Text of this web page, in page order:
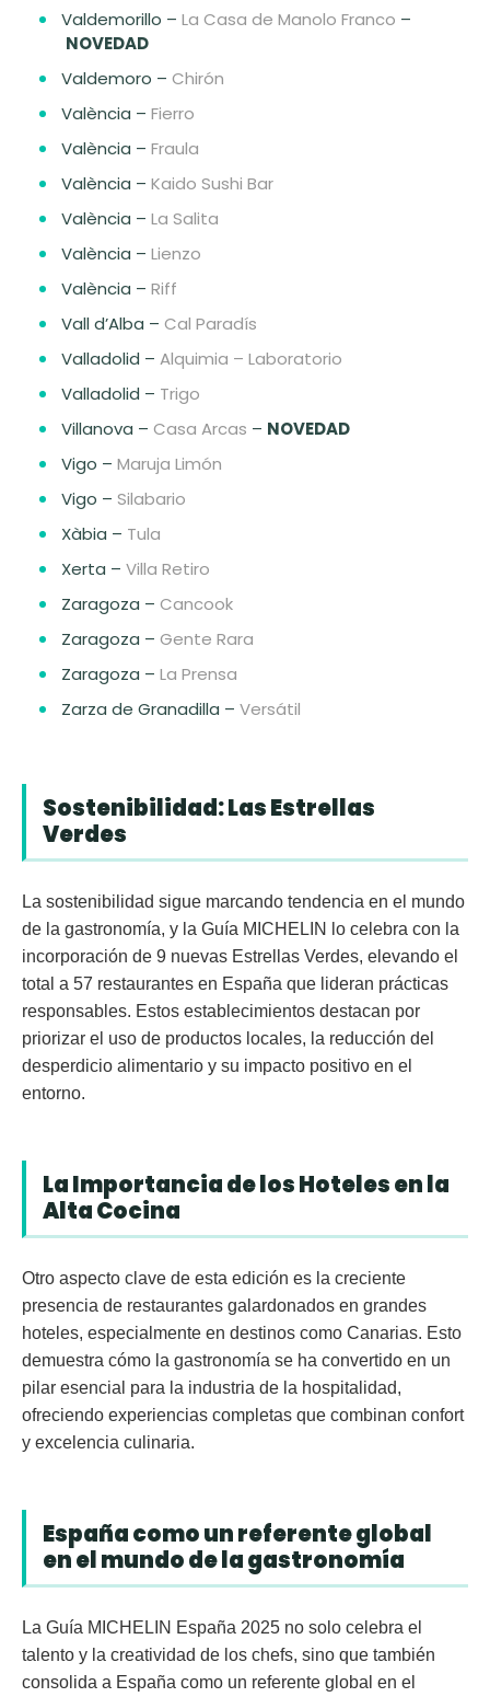
Valdemorillo – La Casa de Manolo Franco –
NOVEDAD
Valdemoro – Chirón
València – Fierro
València – Fraula
València – Kaido Sushi Bar
València – La Salita
València – Lienzo
València – Riff
Vall d’Alba – Cal Paradís
Valladolid – Alquimia – Laboratorio
Valladolid – Trigo
Villanova – Casa Arcas – NOVEDAD
Vigo – Maruja Limón
Vigo – Silabario
Xàbia – Tula
Xerta – Villa Retiro
Zaragoza – Cancook
Zaragoza – Gente Rara
Zaragoza – La Prensa
Zarza de Granadilla – Versátil
Sostenibilidad: Las Estrellas
Verdes
La sostenibilidad sigue marcando tendencia en el mundo
de la gastronomía, y la Guía MICHELIN lo celebra con la
incorporación de 9 nuevas Estrellas Verdes, elevando el
total a 57 restaurantes en España que lideran prácticas
responsables. Estos establecimientos destacan por
priorizar el uso de productos locales, la reducción del
desperdicio alimentario y su impacto positivo en el
entorno.
La Importancia de los Hoteles en la
Alta Cocina
Otro aspecto clave de esta edición es la creciente
presencia de restaurantes galardonados en grandes
hoteles, especialmente en destinos como Canarias. Esto
demuestra cómo la gastronomía se ha convertido en un
pilar esencial para la industria de la hospitalidad,
ofreciendo experiencias completas que combinan confort
y excelencia culinaria.
España como un referente global
en el mundo de la gastronomía
La Guía MICHELIN España 2025 no solo celebra el
talento y la creatividad de los chefs, sino que también
consolida a España como un referente global en el